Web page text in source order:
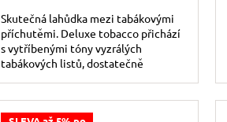
Skutečná lahůdka mezi tabákovými
příchutěmi. Deluxe tobacco přichází
s vytříbenými tóny vyzrálých
tabákových listů, dostatečně